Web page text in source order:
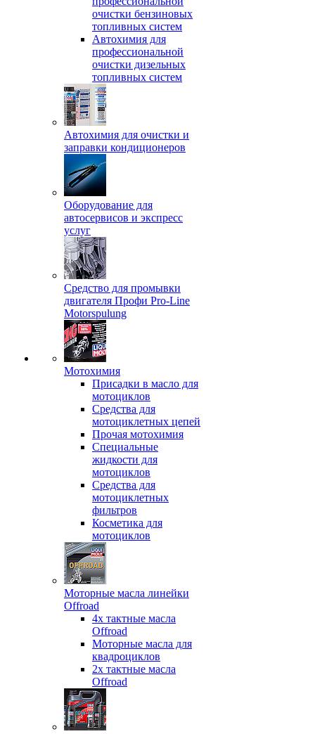
очистки бензиновых
топливных систем
Автохимия для
профессиональной
очистки дизельных
топливных систем
Автохимия для очистки и
заправки кондиционеров
Оборудование для
автосервисов и экспресс
услуг
Средство для промывки
двигателя Профи Pro-Line
Motorspulung
Мотохимия
Присадки в масло для
мотоциклов
Средства для
мотоциклетных цепей
Прочая мотохимия
Специальные
жидкости для
мотоциклов
Средства для
мотоциклетных
фильтров
Косметика для
мотоциклов
Моторные масла линейки
Offroad
4х тактные масла
Offroad
Моторные масла для
квадроциклов
2х тактные масла
Offroad